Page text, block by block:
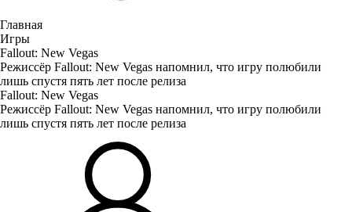
Главная
Игры
Fallout: New Vegas
Режиссёр Fallout: New Vegas напомнил, что игру полюбили
лишь спустя пять лет после релиза
Fallout: New Vegas
Режиссёр Fallout: New Vegas напомнил, что игру полюбили
лишь спустя пять лет после релиза